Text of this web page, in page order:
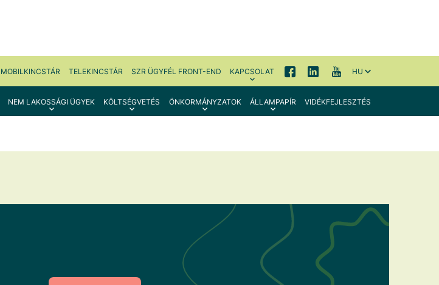
MOBILKINCSTÁR TELEKINCSTÁR SZR ÜGYFÉL FRONT-END KAPCSOLAT HU
NEM LAKOSSÁGI ÜGYEK KÖLTSÉGVETÉS ÖNKORMÁNYZATOK ÁLLAMPAPÍR VIDÉKFEJLESZTÉS